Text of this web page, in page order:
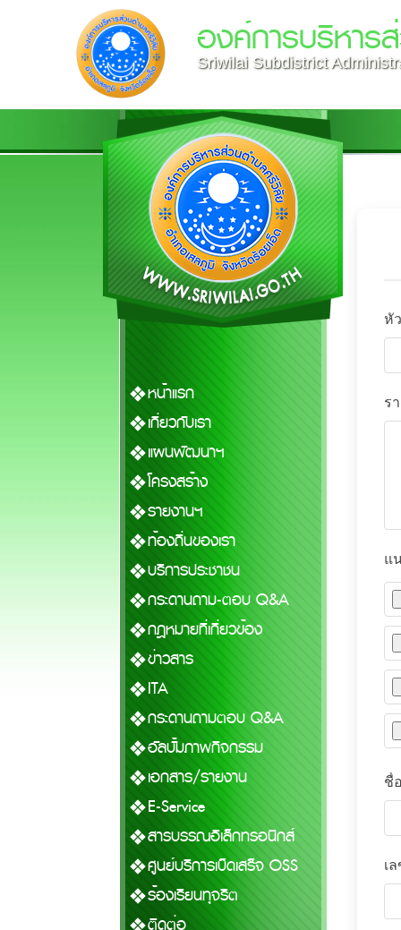
องค์การบริหาร
Sriwilai Subdistrict
หน้าแรก
เกี่ยวกับเรา
แผนพัฒนาฯ
โครงสร้าง
รายงานฯ
ท้องถิ่นของเรา
บริการประชาชน
กระดานถาม-ตอบ Q&A
กฎหมายที่เกี่ยวข้อง
ข่าวสาร
ITA
กระดานถามตอบ Q&A
อัลบั้มภาพกิจกรรม
เอกสาร/รายงาน
E-Service
สารบรรณอิเล็กทรอนิกส์
ศูนย์บริการเบ็ดเสร็จ OSS
ร้องเรียนทุจริต
ติดต่อ
หั
ร
แ
ชื่
เ